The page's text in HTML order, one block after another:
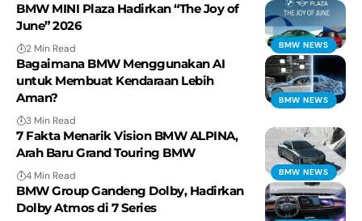
BMW NEWS
BMW MINI Plaza Hadirkan “The Joy of
June” 2026
2 Min Read
BMW NEWS
Bagaimana BMW Menggunakan AI
untuk Membuat Kendaraan Lebih
Aman?
3 Min Read
BMW NEWS
7 Fakta Menarik Vision BMW ALPINA,
Arah Baru Grand Touring BMW
4 Min Read
BMW Group Gandeng Dolby, Hadirkan
Dolby Atmos di 7 Series